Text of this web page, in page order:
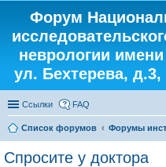
Форум
неврологии
ул. Бехтерева, д.3,
Ссылки FAQ
Список форумов Форумы
Спросите у доктора